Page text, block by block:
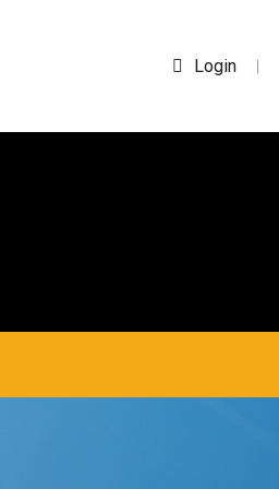
Login |